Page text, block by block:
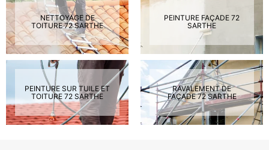
NETTOYAGE DE
TOITURE 72 SARTHE
PEINTURE FAÇADE 72
SARTHE
PEINTURE SUR TUILE ET
TOITURE 72 SARTHE
RAVALEMENT DE
FAÇADE 72 SARTHE